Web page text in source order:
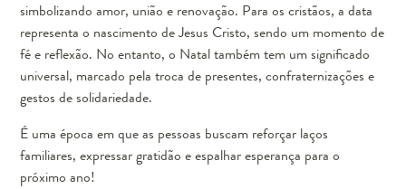
simbolizando amor, união e renovação. Para os cristãos, a data
representa o nascimento de Jesus Cristo, sendo um momento de
fé e reflexão. No entanto, o Natal também tem um significado
universal, marcado pela troca de presentes, confraternizações e
gestos de solidariedade.
É uma época em que as pessoas buscam reforçar laços
familiares, expressar gratidão e espalhar esperança para o
próximo ano!